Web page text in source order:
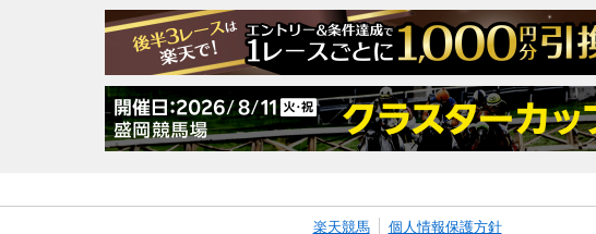
楽天競馬 個人情報保護方針